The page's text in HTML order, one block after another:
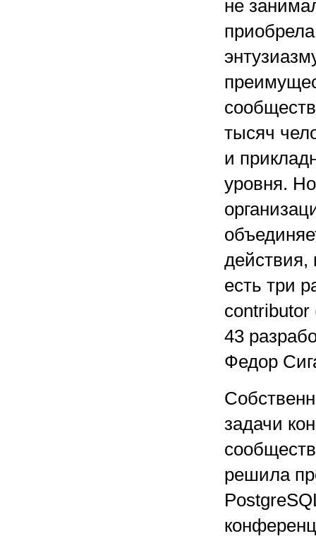
не
тысяч
и
уровня.
действия,
есть три
contributor
43
Федор
задачи
решила